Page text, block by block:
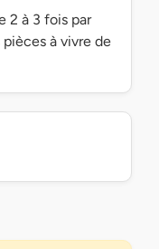
2 à 3 fois par
à vivre de